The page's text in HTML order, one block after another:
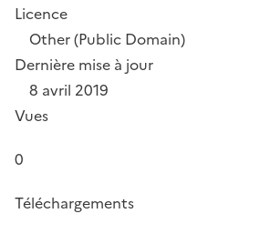
Licence
Other (Public Domain)
Dernière mise à jour
8 avril 2019
Vues
0
Téléchargements